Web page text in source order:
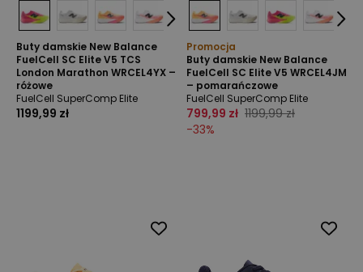
Buty damskie New Balance
FuelCell SC Elite V5 TCS
London Marathon WRCEL4YX –
różowe
FuelCell SuperComp Elite
1199,99 zł
Promocja
Buty damskie New Balance
FuelCell SC Elite V5 WRCEL4JM
– pomarańczowe
FuelCell SuperComp Elite
799,99 zł 1199,99 zł
-33%